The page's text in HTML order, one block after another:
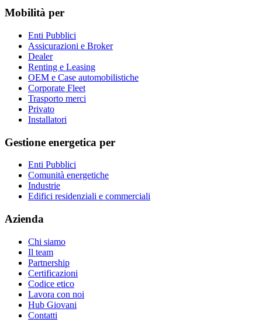
Mobilità per
Enti Pubblici
Assicurazioni e Broker
Dealer
Renting e Leasing
OEM e Case automobilistiche
Corporate Fleet
Trasporto merci
Privato
Installatori
Gestione energetica per
Enti Pubblici
Comunità energetiche
Industrie
Edifici residenziali e commerciali
Azienda
Chi siamo
Il team
Partnership
Certificazioni
Codice etico
Lavora con noi
Hub Giovani
Contatti